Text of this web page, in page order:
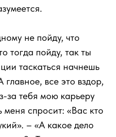
не пойду, что
тогда пойду, так ты
таскаться начнешь
все это вздор,
за тебя мою карьеру
меня спросит: «Вас кто
– «А какое дело